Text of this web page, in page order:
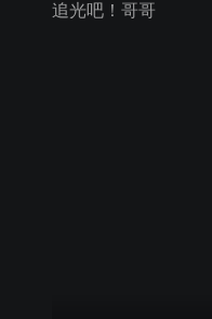
追光吧！哥哥